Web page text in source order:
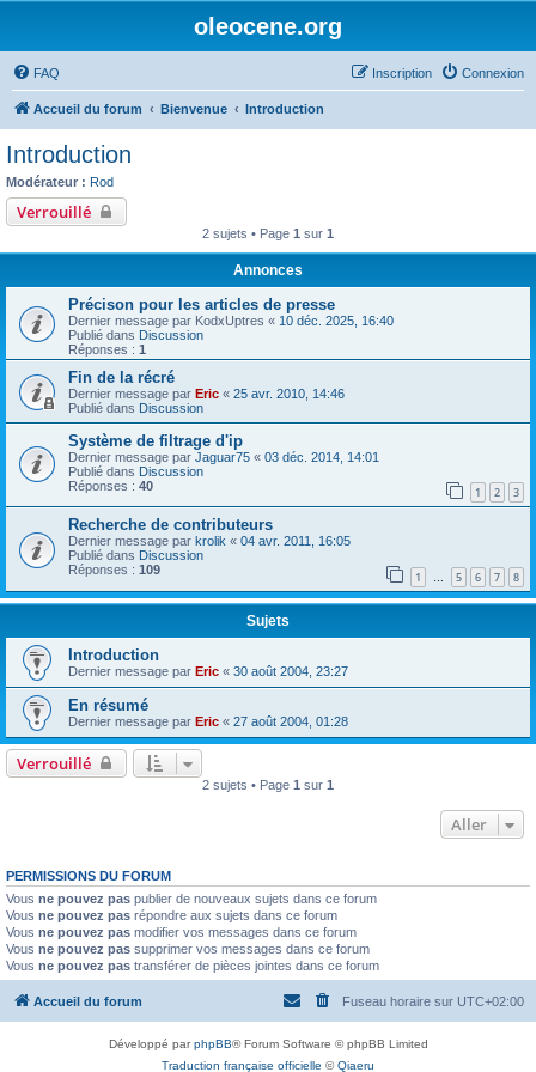
oleocene.org
FAQ Connexion
Inscription
Accueil du forum Bienvenue Introduction
Introduction
Modérateur : Rod
Verrouillé
2 sujets • Page 1 sur 1
Annonces
Précison pour les articles de presse
Dernier message par KodxUptres « 10 déc. 2025, 16:40
Publié dans Discussion
Réponses : 1
Fin de la récré
Dernier message par Eric « 25 avr. 2010, 14:46
Publié dans Discussion
Système de filtrage d'ip
Dernier message par Jaguar75 « 03 déc. 2014, 14:01
Publié dans Discussion
Réponses : 40 1 2 3
Recherche de contributeurs
Dernier message par krolik « 04 avr. 2011, 16:05
Publié dans Discussion
Réponses : 109 1 … 5 6 7 8
Sujets
Introduction
Dernier message par Eric « 30 août 2004, 23:27
En résumé
Dernier message par Eric « 27 août 2004, 01:28
Verrouillé
2 sujets • Page 1 sur 1
Aller
PERMISSIONS DU FORUM
Vous ne pouvez pas publier de nouveaux sujets dans ce forum
Vous ne pouvez pas répondre aux sujets dans ce forum
Vous ne pouvez pas modifier vos messages dans ce forum
Vous ne pouvez pas supprimer vos messages dans ce forum
Vous ne pouvez pas transférer de pièces jointes dans ce forum
Accueil du forum Fuseau horaire sur UTC+02:00
Développé parphpBB® Forum Software © phpBB Limited
Traduction française officielle ©Qiaeru